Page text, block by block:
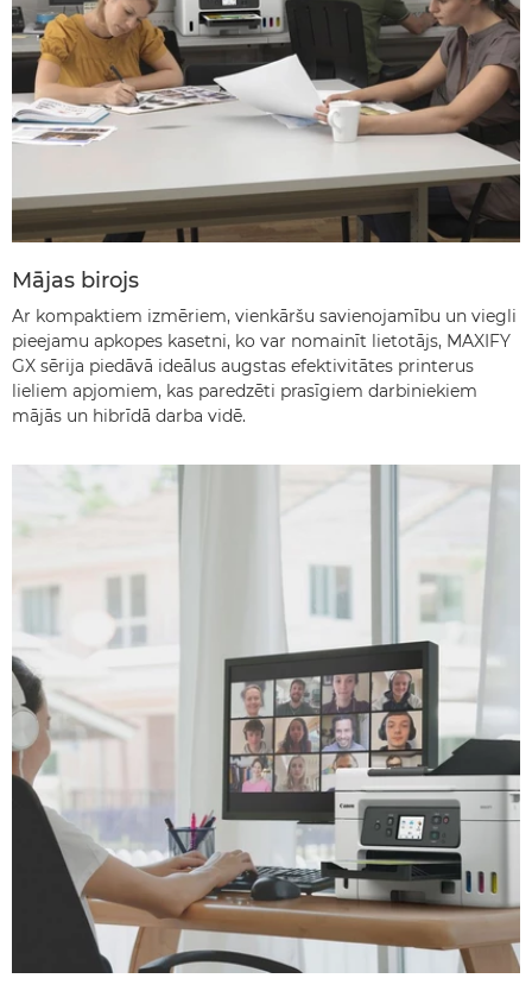
Mājas birojs
Ar kompaktiem izmēriem, vienkāršu savienojamību un viegli
pieejamu apkopes kasetni, ko var nomainīt lietotājs, MAXIFY
GX sērija piedāvā ideālus augstas efektivitātes printerus
lieliem apjomiem, kas paredzēti prasīgiem darbiniekiem
mājās un hibrīdā darba vidē.